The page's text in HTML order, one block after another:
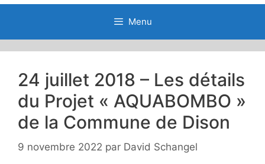
Menu
24 juillet 2018 – Les détails
du Projet « AQUABOMBO »
de la Commune de Dison
9 novembre 2022 par David Schangel